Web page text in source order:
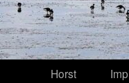
Horst